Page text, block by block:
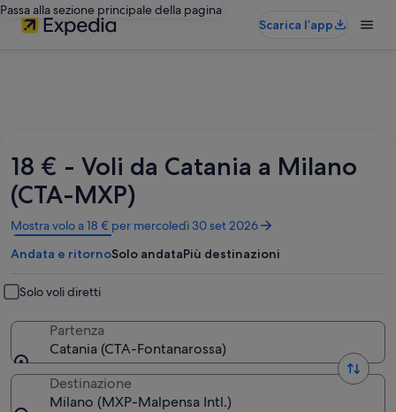
Passa alla sezione principale della pagina
Scarica l’app
18 € - Voli da Catania a Milano
(CTA-MXP)
Mostra volo a 18 € per mercoledì 30 set 2026
Apertura
in
un’altra
Andata e ritornoSolo andataPiù destinazioni
Solo voli diretti
Partenza
Catania (CTA-Fontanarossa)
Destinazione
Milano (MXP-Malpensa Intl.)